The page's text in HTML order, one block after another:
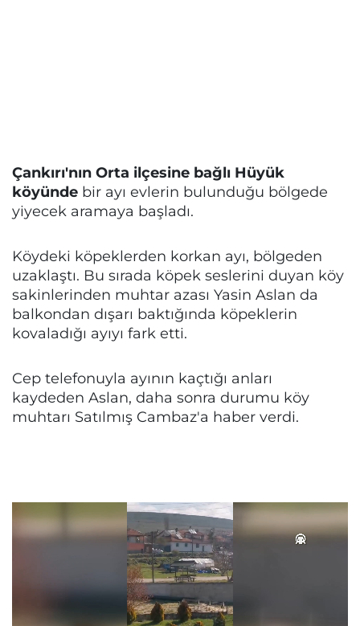
Çankırı'nın Orta ilçesine bağlı Hüyük
köyünde bir ayı evlerin bulunduğu bölgede
yiyecek aramaya başladı.
Köydeki köpeklerden korkan ayı, bölgeden
uzaklaştı. Bu sırada köpek seslerini duyan köy
sakinlerinden muhtar azası Yasin Aslan da
balkondan dışarı baktığında köpeklerin
kovaladığı ayıyı fark etti.
Cep telefonuyla ayının kaçtığı anları
kaydeden Aslan, daha sonra durumu köy
muhtarı Satılmış Cambaz'a haber verdi.